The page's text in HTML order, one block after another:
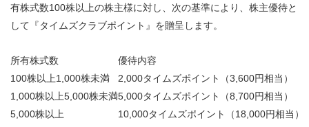
有株式数100株以上の株主様に対し、次の基準により、株主優待と
して『タイムズクラブポイント』を贈呈します。
所有株式数
優待内容
100株以上1,000株未満
2,000タイムズポイント（3,600円相当）
1,000株以上5,000株未満5,000タイムズポイント（8,700円相当）
5,000株以上
10,000タイムズポイント（18,000円相当）